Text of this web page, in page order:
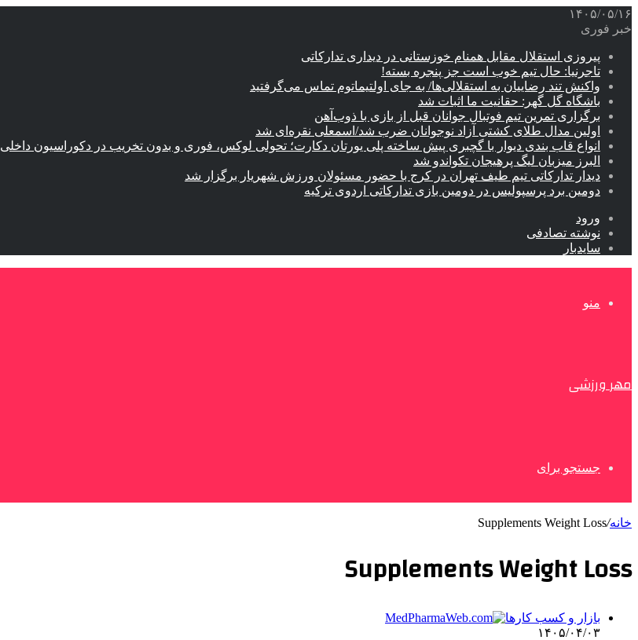
۱۴۰۵/۰۵/۱۶
خبر فوری
پیروزی استقلال مقابل همنام خوزستانی در دیداری تدارکاتی
تاجرنیا: حال تیم خوب است جز پنجره بسته!
واکنش تند رضاییان به استقلالی‌ها/ به جای اولتیماتوم تماس می‌گرفتید
باشگاه گل گهر: حقانیت ما اثبات شد
برگزاری تمرین تیم فوتبال جوانان قبل از بازی با ذوب‌آهن
اولین مدال طلای کشتی آزاد نوجوانان ضرب شد/اسمعلی نقره‌ای شد
انواع قاب بندی دیوار با گچبری پیش ساخته پلی یورتان دکارت؛ تحولی لوکس، فوری و بدون تخریب در دکوراسیون داخلی
البرز میزبان لیگ پرهیجان تکواندو شد
دیدار تدارکاتی تیم طیف تهران در کرج با حضور مسئولان ورزش شهریار برگزار شد
دومین برد پرسپولیس در دومین بازی تدارکاتی اردوی ترکیه
ورود
نوشته تصادفی
سایدبار
منو
مهر ورزشی
جستجو برای
خانه/
Supplements Weight Loss
Supplements Weight Loss
بازار و کسب کارها
۱۴۰۵/۰۴/۰۳